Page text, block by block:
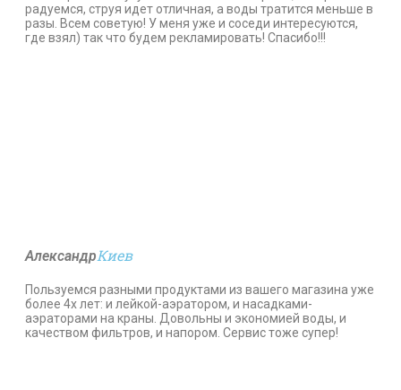
радуемся, струя идет отличная, а воды тратится меньше в
разы. Всем советую! У меня уже и соседи интересуются,
где взял) так что будем рекламировать! Спасибо!!!
АлександрКиев
Пользуемся разными продуктами из вашего магазина уже
более 4х лет: и лейкой-аэратором, и насадками-
аэраторами на краны. Довольны и экономией воды, и
качеством фильтров, и напором. Сервис тоже супер!